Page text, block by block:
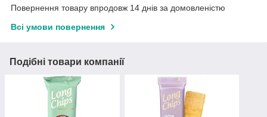
Повернення товару впродовж 14 днів за домовленістю
Всі умови повернення
Подібні товари компанії